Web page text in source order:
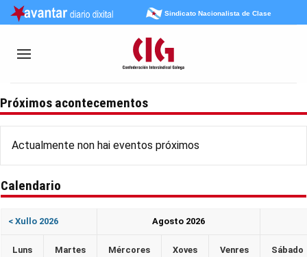
Sindicato Nacionalista de Clase
Próximos acontecementos
Actualmente non hai eventos próximos
Calendario
< Xullo 2026 Agosto 2026
Luns Martes Mércores Xoves Venres Sábado